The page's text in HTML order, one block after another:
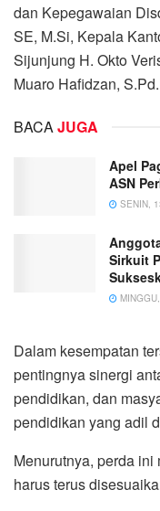
dan Kepegawaian
SE, M.Si, Kepala
Sijunjung H. Okto
Muaro Hafidzan,
BACAJUGA
Apel
ASN
SENIN,
Sirkuit
Dalam kesempatan
pentingnya sinergi
pendidikan, dan
pendidikan yang adil
Menurutnya, perda
harus terus